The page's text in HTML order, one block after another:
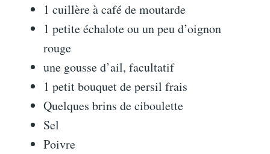
1 cuillère à café de moutarde
1 petite échalote ou un peu d’oignon
rouge
une gousse d’ail, facultatif
1 petit bouquet de persil frais
Quelques brins de ciboulette
Sel
Poivre